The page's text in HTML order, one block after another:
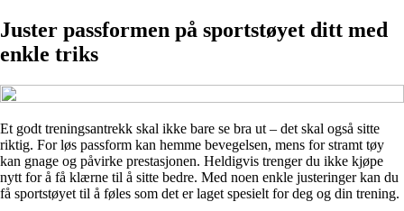
Juster passformen på sportstøyet ditt med
enkle triks
Et godt treningsantrekk skal ikke bare se bra ut – det skal også sitte
riktig. For løs passform kan hemme bevegelsen, mens for stramt tøy
kan gnage og påvirke prestasjonen. Heldigvis trenger du ikke kjøpe
nytt for å få klærne til å sitte bedre. Med noen enkle justeringer kan du
få sportstøyet til å føles som det er laget spesielt for deg og din trening.